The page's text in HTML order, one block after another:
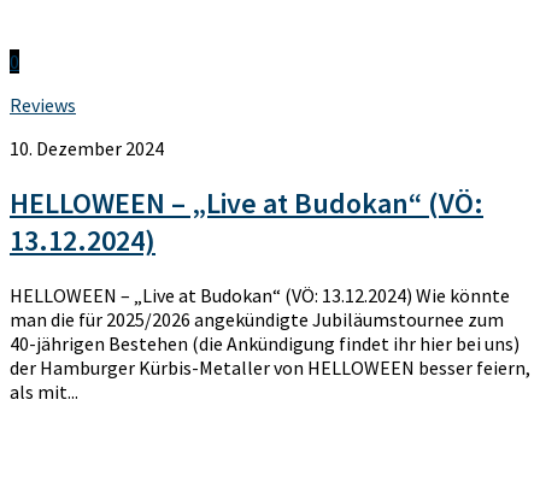
0
Reviews
10. Dezember 2024
HELLOWEEN – „Live at Budokan“ (VÖ:
13.12.2024)
HELLOWEEN – „Live at Budokan“ (VÖ: 13.12.2024) Wie könnte
man die für 2025/2026 angekündigte Jubiläumstournee zum
40-jährigen Bestehen (die Ankündigung findet ihr hier bei uns)
der Hamburger Kürbis-Metaller von HELLOWEEN besser feiern,
als mit...